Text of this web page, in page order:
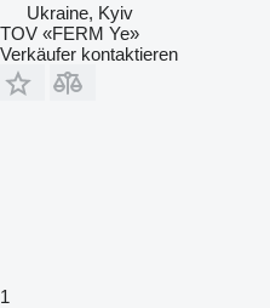
Ukraine, Kyiv
TOV «FERM Ye»
Verkäufer kontaktieren
1